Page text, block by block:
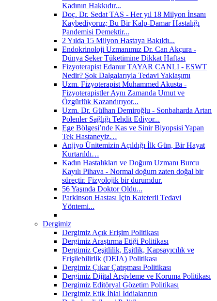
Kadının Hakkıdır...
Doç. Dr. Sedat TAŞ - Her yıl 18 Milyon İnsanı
Kaybediyoruz; Bu Bir Kalp-Damar Hastalığı
Pandemisi Demektir...
2 Yılda 15 Milyon Hastaya Bakıldı...
Endokrinoloji Uzmanımız Dr. Can Akçura -
Dünya Şeker Tüketimine Dikkat Haftası
Fizyoterapist Edanur TAYAR CANLI - ESWT
Nedir? Şok Dalgalarıyla Tedavi Yaklaşımı
Uzm. Fizyoterapist Muhammed Akusta -
Fizyoterapistler Aynı Zamanda Umut ve
Özgürlük Kazandırıyor...
Uzm. Dr. Gülhan Demiroğlu - Sonbaharda Artan
Polenler Sağlığı Tehdit Ediyor...
Ege Bölgesi’nde Kas ve Sinir Biyopsisi Yapan
Tek Hastaneyiz…
Anjiyo Ünitemizin Açıldığı İlk Gün, Bir Hayat
Kurtarıldı…
Kadın Hastalıkları ve Doğum Uzmanı Burcu
Kayılı Pihava - Normal doğum zaten doğal bir
süreçtir. Fizyolojik bir durumdur.
56 Yaşında Doktor Oldu...
Parkinson Hastası İçin Kateterli Tedavi
Yöntemi...
Dergimiz
Dergimiz Açık Erişim Politikası
Dergimiz Araştırma Etiği Politikası
Dergimiz Çeşitlilik, Eşitlik, Kapsayıcılık ve
Erişilebilirlik (DEIA) Politikası
Dergimiz Çıkar Çatışması Politikası
Dergimiz Dijital Arşivleme ve Koruma Politikası
Dergimiz Editöryal Gözetim Politikası
Dergimiz Etik İhlal İddialarının